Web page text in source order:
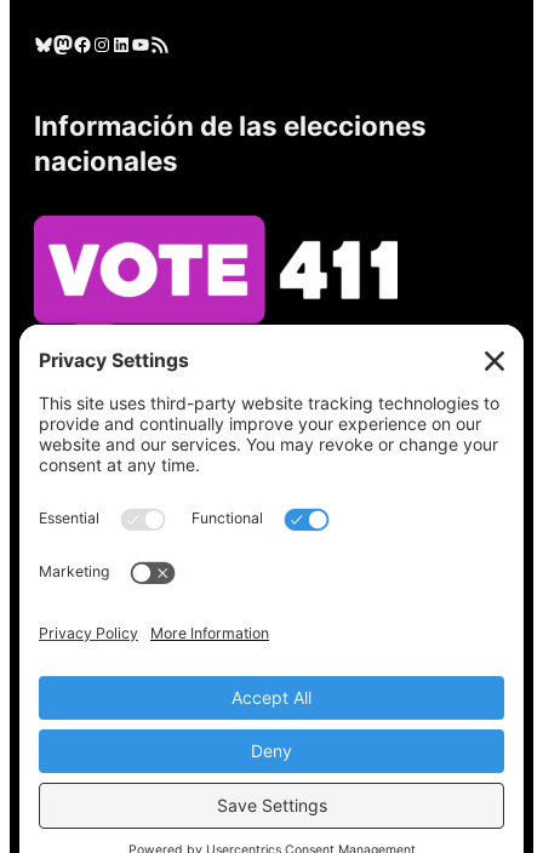
Cielo azul Mastodonte Facebook Instagram LinkedIn YouTube Feed RSS
Información de las elecciones
nacionales
Vea lo que hay en su boleta, encuentre su
lugar de votación, verifique el estado de su
registro y obtenga toda la información
electoral que necesita enVote411.org.
Por favor no utilice:
Derechos de autor © 2022-2024 Coalición de
acceso al voto para todos